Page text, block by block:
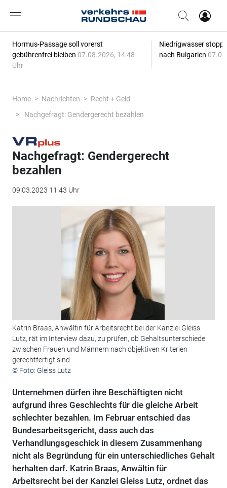
Hormus-Passage soll vorerst
gebührenfrei bleiben 07.08.2026, 14:48
Uhr
Niedrigwasser
nach Bulgarien
Home Nachrichten
Recht + Geld
Nachgefragt: Gendergerecht bezahlen
Nachgefragt: Gendergerecht
bezahlen
09.03.2023 11:43 Uhr
Katrin Braas, Anwältin für Arbeitsrecht bei der Kanzlei Gleiss
Lutz, rät im Interview dazu, zu prüfen, ob Gehaltsunterschiede
zwischen Frauen und Männern nach objektiven Kriterien
gerechtfertigt sind
© Foto: Gleiss Lutz
Unternehmen dürfen ihre Beschäftigten nicht
aufgrund ihres Geschlechts für die gleiche Arbeit
schlechter bezahlen. Im Februar entschied das
Bundesarbeitsgericht, dass auch das
Verhandlungsgeschick in diesem Zusammenhang
nicht als Begründung für ein unterschiedliches Gehalt
herhalten darf. Katrin Braas, Anwältin für
Arbeitsrecht bei der Kanzlei Gleiss Lutz, ordnet das